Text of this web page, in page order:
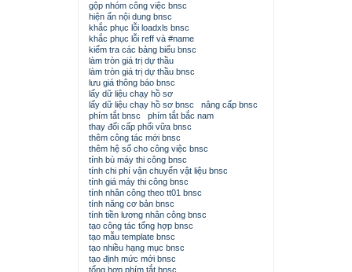
gộp nhóm công việc bnsc
hiện ẩn nội dung bnsc
khắc phục lỗi loadxls bnsc
khắc phục lỗi reff và #name
kiểm tra các bảng biểu bnsc
làm tròn giá trị dự thầu
làm tròn giá trị dự thầu bnsc
lưu giá thông báo bnsc
lấy dữ liệu chạy hồ sơ
lấy dữ liệu chạy hồ sơ bnsc
nâng cấp bnsc
phím tắt bnsc
phím tắt bắc nam
thay đổi cấp phối vữa bnsc
thêm công tác mới bnsc
thêm hệ số cho công việc bnsc
tính bù máy thi công bnsc
tính chi phí vận chuyển vật liệu bnsc
tính giá máy thi công bnsc
tính nhân công theo tt01 bnsc
tính năng cơ bản bnsc
tính tiền lương nhân công bnsc
tạo công tác tổng hợp bnsc
tạo mẫu template bnsc
tạo nhiều hạng mục bnsc
tạo định mức mới bnsc
tổng hợp phím tắt bnsc